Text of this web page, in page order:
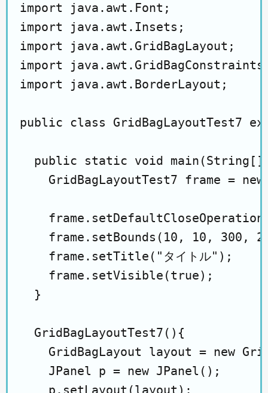
import java.awt.Font;
import java.awt.Insets;
import java.awt.GridBagLayout;
import
import java.awt.BorderLayout;
public class GridBagLayoutTest7
public static void main(String[]
GridBagLayoutTest7 frame =
frame.setBounds(10, 10, 300,
    frame.setTitle("タイトル");
    frame.setVisible(true);
  }
  GridBagLayoutTest7(){
GridBagLayout layout = new
    JPanel p = new JPanel();
    p.setLayout(layout);